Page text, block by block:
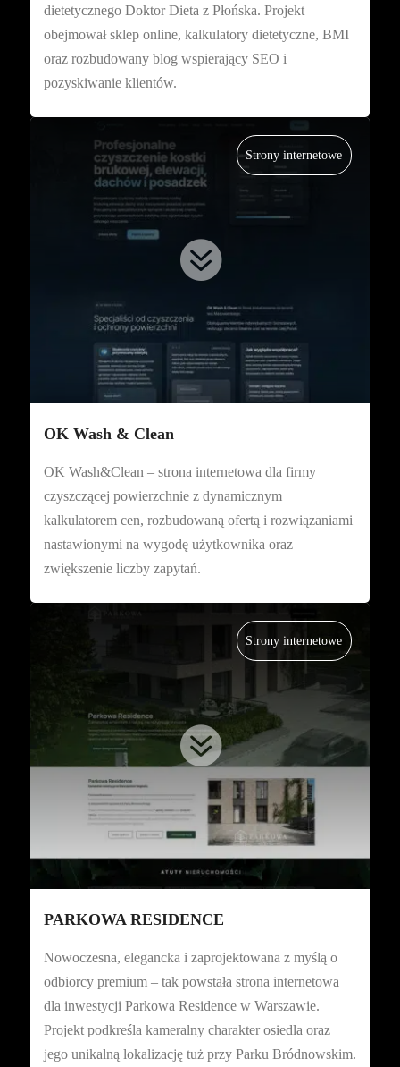
dietetycznego Doktor Dieta z Płońska. Projekt
obejmował sklep online, kalkulatory dietetyczne, BMI
oraz rozbudowany blog wspierający SEO i
pozyskiwanie klientów.
Strony internetowe

OK Wash & Clean
OK Wash&Clean – strona internetowa dla firmy
czyszczącej powierzchnie z dynamicznym
kalkulatorem cen, rozbudowaną ofertą i rozwiązaniami
nastawionymi na wygodę użytkownika oraz
zwiększenie liczby zapytań.
Strony internetowe

PARKOWA RESIDENCE
Nowoczesna, elegancka i zaprojektowana z myślą o
odbiorcy premium – tak powstała strona internetowa
dla inwestycji Parkowa Residence w Warszawie.
Projekt podkreśla kameralny charakter osiedla oraz
jego unikalną lokalizację tuż przy Parku Bródnowskim.